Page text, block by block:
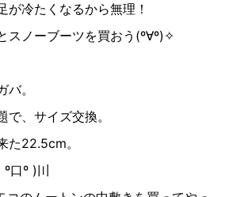
が冷たくなるから無理！
スノーブーツを買おう(º∀º)✧
。
、サイズ交換。
た22.5cm。
º口º )〣